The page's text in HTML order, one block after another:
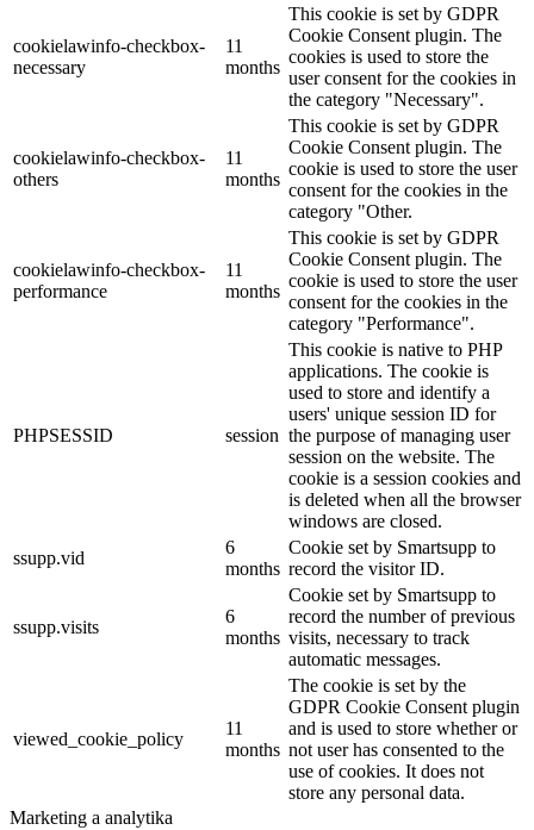
cookielawinfo-checkbox-
necessary
11
months
This cookie is set by GDPR
Cookie Consent plugin. The
cookies is used to store the
user consent for the cookies in
the category "Necessary".
cookielawinfo-checkbox-
others
11
months
This cookie is set by GDPR
Cookie Consent plugin. The
cookie is used to store the user
consent for the cookies in the
category "Other.
cookielawinfo-checkbox-
performance
11
months
This cookie is set by GDPR
Cookie Consent plugin. The
cookie is used to store the user
consent for the cookies in the
category "Performance".
PHPSESSID session
This cookie is native to PHP
applications. The cookie is
used to store and identify a
users' unique session ID for
the purpose of managing user
session on the website. The
cookie is a session cookies and
is deleted when all the browser
windows are closed.
ssupp.vid
6
months
Cookie set by Smartsupp to
record the visitor ID.
ssupp.visits
6
months
Cookie set by Smartsupp to
record the number of previous
visits, necessary to track
automatic messages.
viewed_cookie_policy
11
months
The cookie is set by the
GDPR Cookie Consent plugin
and is used to store whether or
not user has consented to the
use of cookies. It does not
store any personal data.
Marketing a analytika